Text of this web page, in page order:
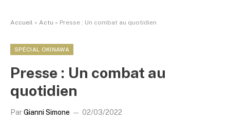
Accueil » Actu » Presse : Un combat au quotidien
SPÉCIAL OKINAWA
Presse : Un combat au
quotidien
ParGianni Simone 02/03/2022